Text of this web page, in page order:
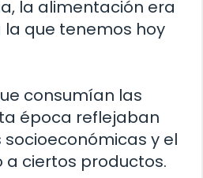
la alimentación era
que tenemos hoy
consumían las
época reflejaban
socioeconómicas y el
ciertos productos.